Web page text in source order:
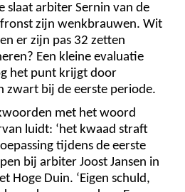
slaat arbiter Sernin van de
zijn wenkbrauwen. Wit
er zijn pas 32 zetten
Een kleine evaluatie
het punt krijgt door
zwart bij de eerste periode.
met het woord
luidt: ‘het kwaad straft
tijdens de eerste
bij arbiter Joost Jansen in
Hoge Duin. ‘Eigen schuld,